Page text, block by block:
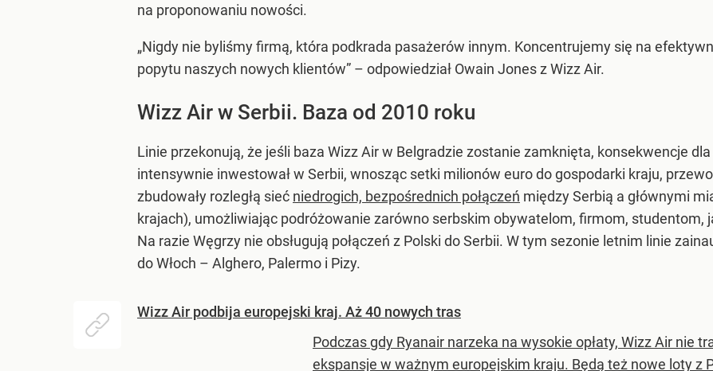
na proponowaniu nowości.
„Nigdy nie byliśmy firmą, która podkrada pasażerów innym. Koncentrujemy się na
popytu naszych nowych klientów” – odpowiedział Owain Jones z Wizz Air.
Wizz Air w Serbii. Baza od 2010 roku
Linie przekonują, że jeśli baza Wizz Air w Belgradzie zostanie zamknięta, konsekwencje
intensywnie inwestował w Serbii, wnosząc setki milionów euro do gospodarki kraju,
zbudowały rozległą sieć niedrogich, bezpośrednich połączeń między Serbią a głównymi
krajach), umożliwiając podróżowanie zarówno serbskim obywatelom, firmom, studentom,
Na razie Węgrzy nie obsługują połączeń z Polski do Serbii. W tym sezonie letnim linie
do Włoch – Alghero, Palermo i Pizy.
Wizz Air podbija europejski kraj. Aż 40 nowych tras
Podczas gdy Ryanair narzeka na wysokie opłaty, Wizz Air nie
ekspansje w ważnym europejskim kraju. Będą też nowe loty z